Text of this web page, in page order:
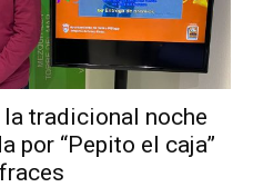
tradicional noche
por “Pepito el caja”